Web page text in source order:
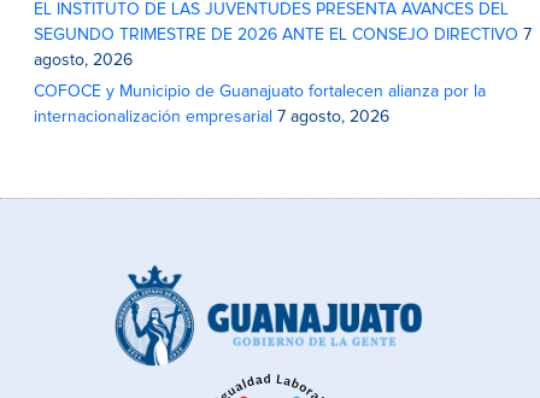
EL INSTITUTO DE LAS JUVENTUDES PRESENTA AVANCES DEL
SEGUNDO TRIMESTRE DE 2026 ANTE EL CONSEJO DIRECTIVO 7
agosto, 2026
COFOCE y Municipio de Guanajuato fortalecen alianza por la
internacionalización empresarial 7 agosto, 2026